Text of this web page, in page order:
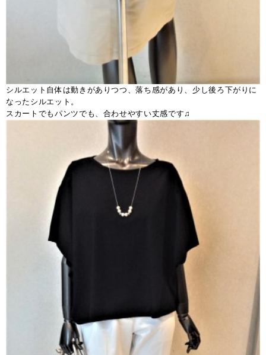
シルエット自体は動きがありつつ、落ち感があり、少し後ろ下がりに
なったシルエット。
スカートでもパンツでも、合わせやすい丈感です♫